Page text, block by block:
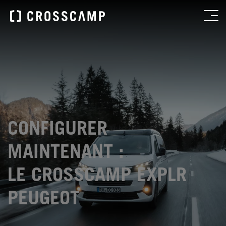
CONFIGURER
MAINTENANT :
LE CROSSCAMP EXPLR
PEUGEOT